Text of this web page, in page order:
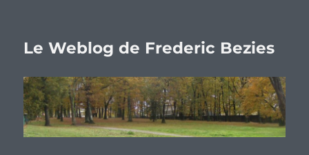
Le Weblog de Frederic Bezies